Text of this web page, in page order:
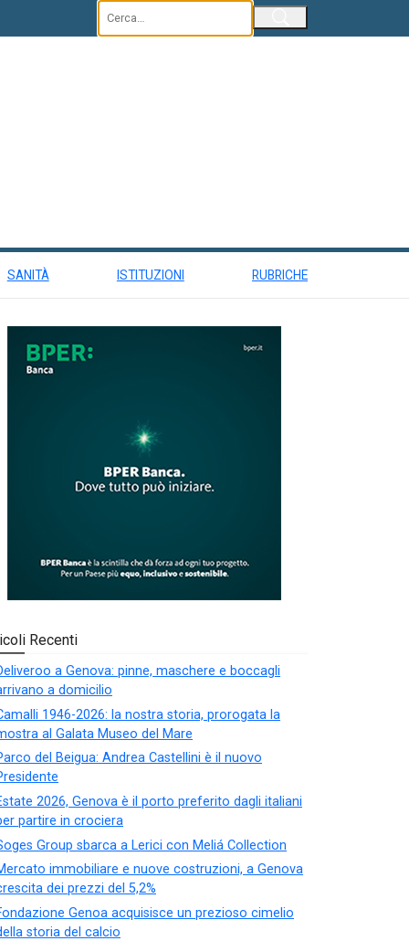
SANITÀ ISTITUZIONI RUBRICHE
Recenti
a Genova: pinne, maschere e boccagli
a domicilio
1946-2026: la nostra storia, prorogata la
al Galata Museo del Mare
del Beigua: Andrea Castellini è il nuovo
2026, Genova è il porto preferito dagli italiani
partire in crociera
Group sbarca a Lerici con Meliá Collection
immobiliare e nuove costruzioni, a Genova
dei prezzi del 5,2%
Genoa acquisisce un prezioso cimelio
storia del calcio